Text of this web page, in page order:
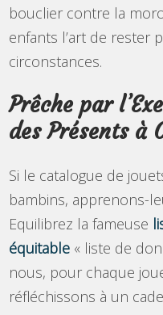
bouclier contre la
enfants l’art de rester
circonstances.
Prêche par
des Présents à
Si le catalogue de
bambins, apprenons-
Equilibrez la fameuse
équitable « liste de
nous, pour chaque
réfléchissons à un